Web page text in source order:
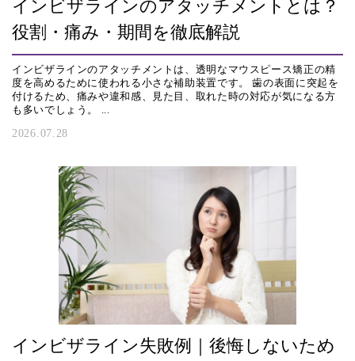
インビザラインのアタッチメントとは？
役割・痛み・期間を徹底解説
インビザラインのアタッチメントは、透明なマウスピース矯正の精
度を高めるために使われる小さな補助装置です。 歯の表面に突起を
付けるため、痛みや違和感、見た目、取れた時の対応が気になる方
も多いでしょう。 ...
2026.07.28
インビザライン失敗例｜後悔しないため